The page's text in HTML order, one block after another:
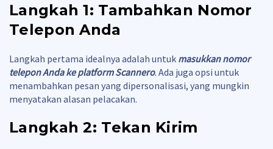
Langkah 1: Tambahkan Nomor
Telepon Anda
Langkah pertama idealnya adalah untuk masukkan nomor
telepon Anda ke platform Scannero. Ada juga opsi untuk
menambahkan pesan yang dipersonalisasi, yang mungkin
menyatakan alasan pelacakan.
Langkah 2: Tekan Kirim